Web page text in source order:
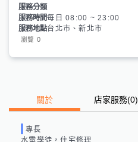
服務分類
服務時間每日 08:00 ~ 23:00
服務地點台北市、新北市
瀏覽 0
關於 店家服務(0)
專長
水電學徒，住宅修理